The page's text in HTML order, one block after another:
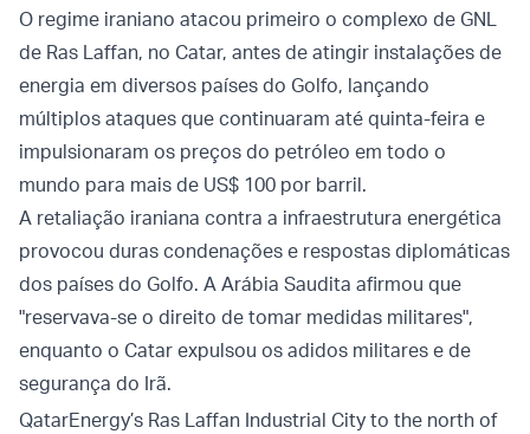
O regime iraniano atacou primeiro o complexo de GNL
de Ras Laffan, no Catar, antes de atingir instalações de
energia em diversos países do Golfo, lançando
múltiplos ataques que continuaram até quinta-feira e
impulsionaram os preços do petróleo em todo o
mundo para mais de US$ 100 por barril.
A retaliação iraniana contra a infraestrutura energética
provocou duras condenações e respostas diplomáticas
dos países do Golfo. A Arábia Saudita afirmou que
"reservava-se o direito de tomar medidas militares",
enquanto o Catar expulsou os adidos militares e de
segurança do Irã.
QatarEnergy’s Ras Laffan Industrial City to the north of